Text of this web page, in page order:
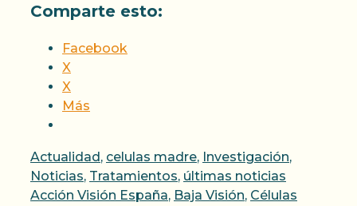
Comparte esto:
Facebook
X
X
Más
Categorías
Actualidad, celulas madre, Investigación,
Noticias, Tratamientos, últimas noticias
Acción Visión España, Baja Visión, Células